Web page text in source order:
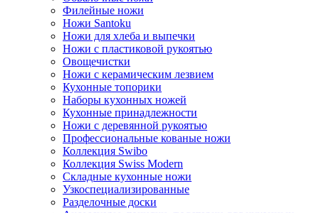
Филейные ножи
Ножи Santoku
Ножи для хлеба и выпечки
Ножи с пластиковой рукоятью
Овощечистки
Ножи с керамическим лезвием
Кухонные топорики
Наборы кухонных ножей
Кухонные принадлежности
Ножи с деревянной рукоятью
Профессиональные кованые ножи
Коллекция Swibo
Коллекция Swiss Modern
Складные кухонные ножи
Узкоспециализированные
Разделочные доски